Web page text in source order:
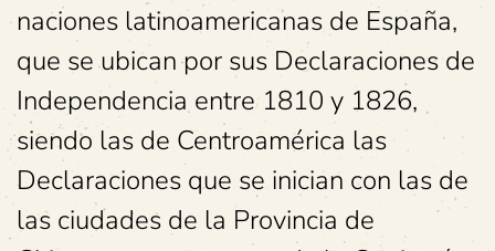
naciones latinoamericanas de España,
que se ubican por sus Declaraciones de
Independencia entre 1810 y 1826,
siendo las de Centroamérica las
Declaraciones que se inician con las de
las ciudades de la Provincia de